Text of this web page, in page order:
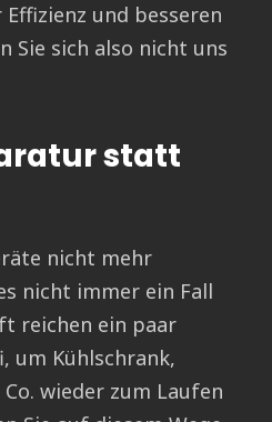
und besseren
Sie sich also nicht uns
statt
nicht mehr
nicht immer ein Fall
reichen ein paar
um Kühlschrank,
wieder zum Laufen